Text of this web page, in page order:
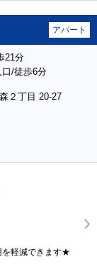
アパート
21分
/徒歩6分
２丁目 20-27
を軽減できます★